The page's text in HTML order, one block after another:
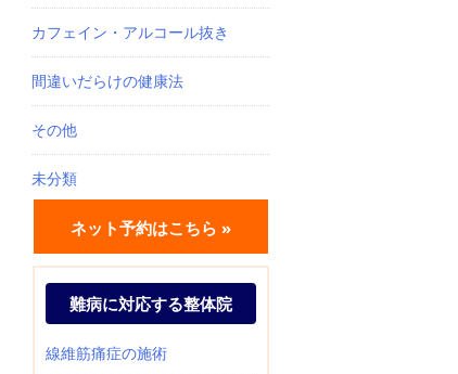
カフェイン・アルコール抜き
間違いだらけの健康法
その他
未分類
ネット予約はこちら »
難病に対応する整体院
線維筋痛症の施術